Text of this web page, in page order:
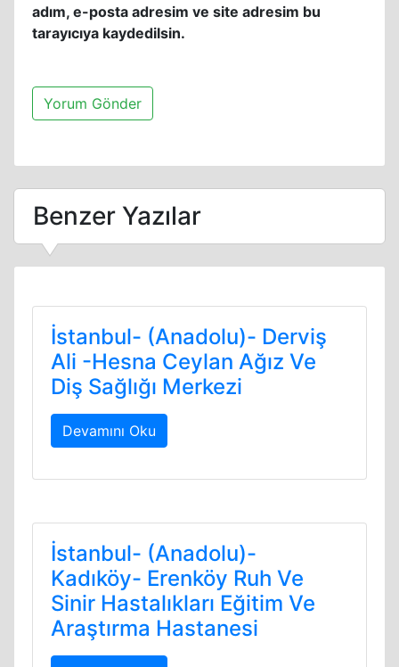
adım, e-posta adresim ve site adresim bu
tarayıcıya kaydedilsin.
Benzer Yazılar
İstanbul- (Anadolu)- Derviş
Ali -Hesna Ceylan Ağız Ve
Diş Sağlığı Merkezi
Devamını Oku
İstanbul- (Anadolu)-
Kadıköy- Erenköy Ruh Ve
Sinir Hastalıkları Eğitim Ve
Araştırma Hastanesi